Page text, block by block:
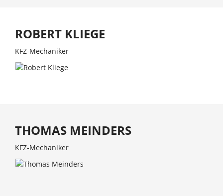
ROBERT KLIEGE
KFZ-Mechaniker
THOMAS MEINDERS
KFZ-Mechaniker